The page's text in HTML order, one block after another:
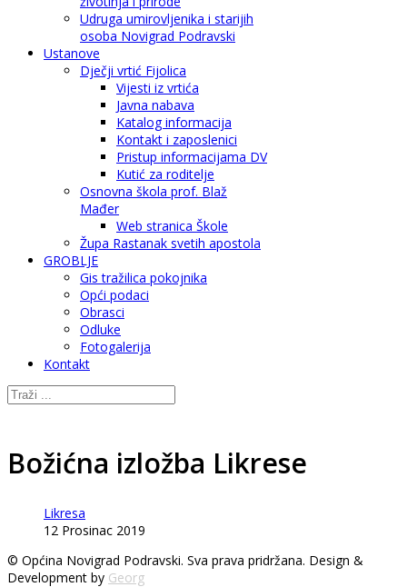
Udruga umirovljenika i starijih
osoba Novigrad Podravski
Ustanove
Dječji vrtić Fijolica
Vijesti iz vrtića
Javna nabava
Katalog informacija
Kontakt i zaposlenici
Pristup informacijama DV
Kutić za roditelje
Osnovna škola prof. Blaž
Mađer
Web stranica Škole
Župa Rastanak svetih apostola
GROBLJE
Gis tražilica pokojnika
Opći podaci
Obrasci
Odluke
Fotogalerija
Kontakt
Božićna izložba Likrese
Likresa
12 Prosinac 2019
© Općina Novigrad Podravski. Sva prava pridržana. Design &
Development by Georg